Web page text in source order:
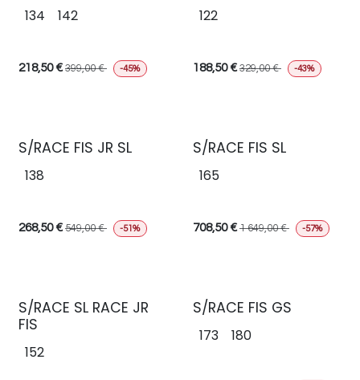
134 142
218,50€ 399,00€ -45%
122
188,50€ 329,00€ -43%
S/RACE FIS JR SL
138
268,50€ 549,00€ -51%
S/RACE FIS SL
165
708,50€ 1 649,00€ -57%
S/RACE SL RACE JR
FIS
152
S/RACE FIS GS
173 180